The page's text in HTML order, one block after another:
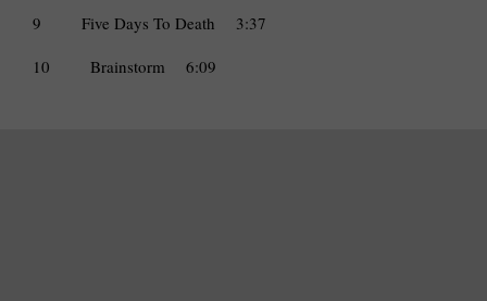
9
Five Days To Death
3:37
10
Brainstorm 6:09